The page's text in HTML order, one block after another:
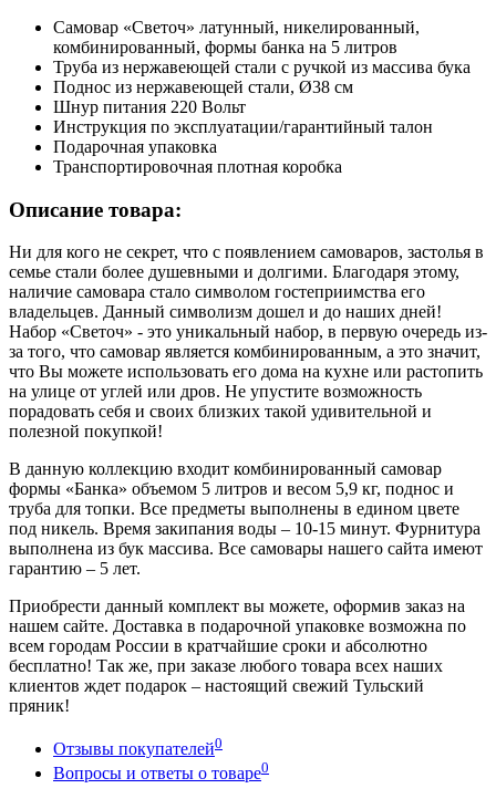
Самовар «Светоч» латунный, никелированный,
комбинированный, формы банка на 5 литров
Труба из нержавеющей стали с ручкой из массива бука
Поднос из нержавеющей стали, Ø38 см
Шнур питания 220 Вольт
Инструкция по эксплуатации/гарантийный талон
Подарочная упаковка
Транспортировочная плотная коробка
Описание товара:
Ни для кого не секрет, что с появлением самоваров, застолья в
семье стали более душевными и долгими. Благодаря этому,
наличие самовара стало символом гостеприимства его
владельцев. Данный символизм дошел и до наших дней!
Набор «Светоч» - это уникальный набор, в первую очередь из-
за того, что самовар является комбинированным, а это значит,
что Вы можете использовать его дома на кухне или растопить
на улице от углей или дров. Не упустите возможность
порадовать себя и своих близких такой удивительной и
полезной покупкой!
В данную коллекцию входит комбинированный самовар
формы «Банка» объемом 5 литров и весом 5,9 кг, поднос и
труба для топки. Все предметы выполнены в едином цвете
под никель. Время закипания воды – 10-15 минут. Фурнитура
выполнена из бук массива. Все самовары нашего сайта имеют
гарантию – 5 лет.
Приобрести данный комплект вы можете, оформив заказ на
нашем сайте. Доставка в подарочной упаковке возможна по
всем городам России в кратчайшие сроки и абсолютно
бесплатно! Так же, при заказе любого товара всех наших
клиентов ждет подарок – настоящий свежий Тульский
пряник!
Отзывы покупателей0
Вопросы и ответы о товаре0